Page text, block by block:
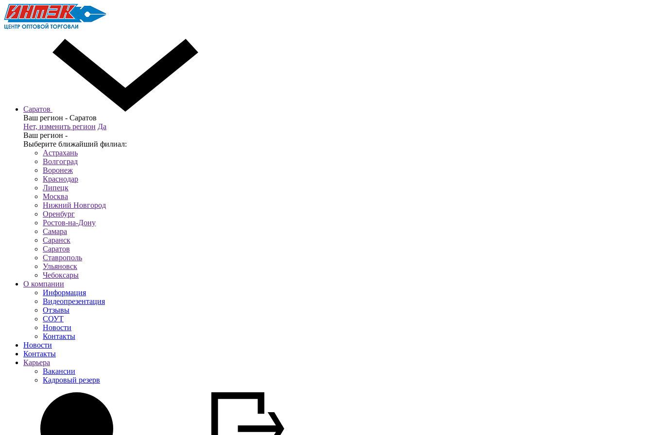
Саратов
Ваш регион - Саратов
Нет, изменить регион Да
Ваш регион -
Выберите ближайший филиал:
Астрахань
Волгоград
Воронеж
Краснодар
Липецк
Москва
Нижний Новгород
Оренбург
Ростов-на-Дону
Самара
Саранск
Саратов
Ставрополь
Ульяновск
Чебоксары
О компании
Информация
Видеопрезентация
Отзывы
СОУТ
Новости
Контакты
Новости
Контакты
Карьера
Вакансии
Кадровый резерв